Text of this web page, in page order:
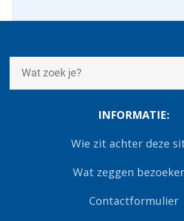
INFORMATIE:
Wie zit achter deze
Wat zeggen
Contactformulier